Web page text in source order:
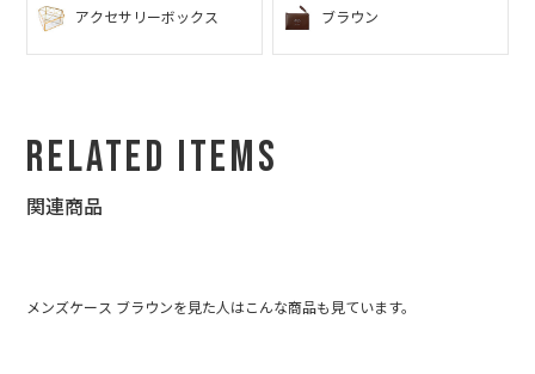
アクセサリーボックス ブラウン
Related Items
関連商品
メンズケース ブラウンを見た人はこんな商品も見ています。